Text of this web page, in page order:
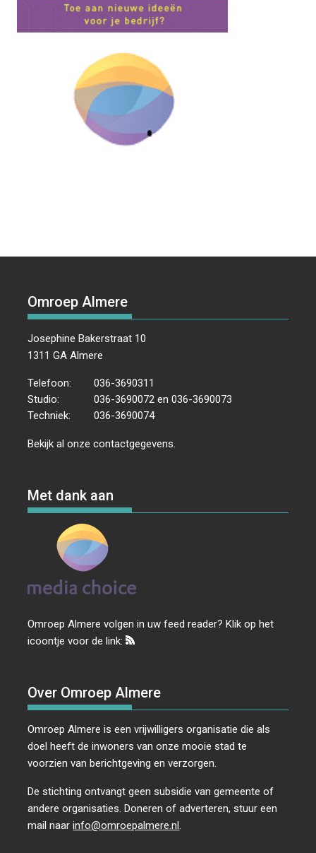
Omroep Almere
Josephine Bakerstraat 10
1311 GA Almere
Telefoon:
036-3690311
Studio:
036-3690072 en 036-3690073
Techniek:
036-3690074
Bekijk al onzecontactgegevens
Met dank aan
Omroep Almere volgen in uw feed reader? Klik op het
icoontje voor de link:
Over Omroep Almere
Omroep Almere is een vrijwilligers organisatie die als
doel heeft de inwoners van onze mooie stad te
voorzien van berichtgeving en verzorgen.
De stichting ontvangt geen subsidie van gemeente of
andere organisaties. Doneren of adverteren, stuur een
mail naarinfo@omroepalmere.nl.